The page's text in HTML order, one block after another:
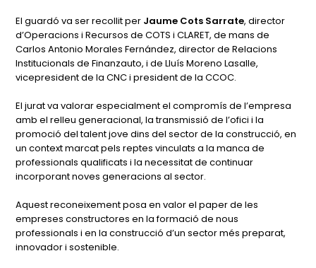
El guardó va ser recollit per Jaume Cots Sarrate, director
d’Operacions i Recursos de COTS i CLARET, de mans de
Carlos Antonio Morales Fernández, director de Relacions
Institucionals de Finanzauto, i de Lluís Moreno Lasalle,
vicepresident de la CNC i president de la CCOC.
El jurat va valorar especialment el compromís de l’empresa
amb el relleu generacional, la transmissió de l’ofici i la
promoció del talent jove dins del sector de la construcció, en
un context marcat pels reptes vinculats a la manca de
professionals qualificats i la necessitat de continuar
incorporant noves generacions al sector.
Aquest reconeixement posa en valor el paper de les
empreses constructores en la formació de nous
professionals i en la construcció d’un sector més preparat,
innovador i sostenible.